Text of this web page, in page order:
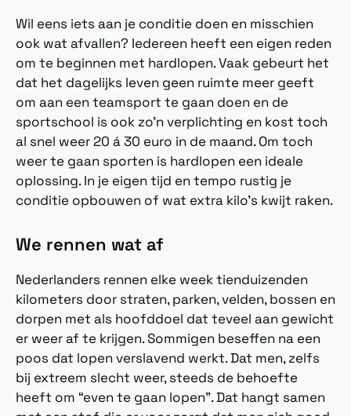
Wil eens iets aan je conditie doen en misschien
ook wat afvallen? Iedereen heeft een eigen reden
om te beginnen met hardlopen. Vaak gebeurt het
dat het dagelijks leven geen ruimte meer geeft
om aan een teamsport te gaan doen en de
sportschool is ook zo’n verplichting en kost toch
al snel weer 20 á 30 euro in de maand. Om toch
weer te gaan sporten is hardlopen een ideale
oplossing. In je eigen tijd en tempo rustig je
conditie opbouwen of wat extra kilo’s kwijt raken.
We rennen wat af
Nederlanders rennen elke week tienduizenden
kilometers door straten, parken, velden, bossen en
dorpen met als hoofddoel dat teveel aan gewicht
er weer af te krijgen. Sommigen beseffen na een
poos dat lopen verslavend werkt. Dat men, zelfs
bij extreem slecht weer, steeds de behoefte
heeft om “even te gaan lopen”. Dat hangt samen